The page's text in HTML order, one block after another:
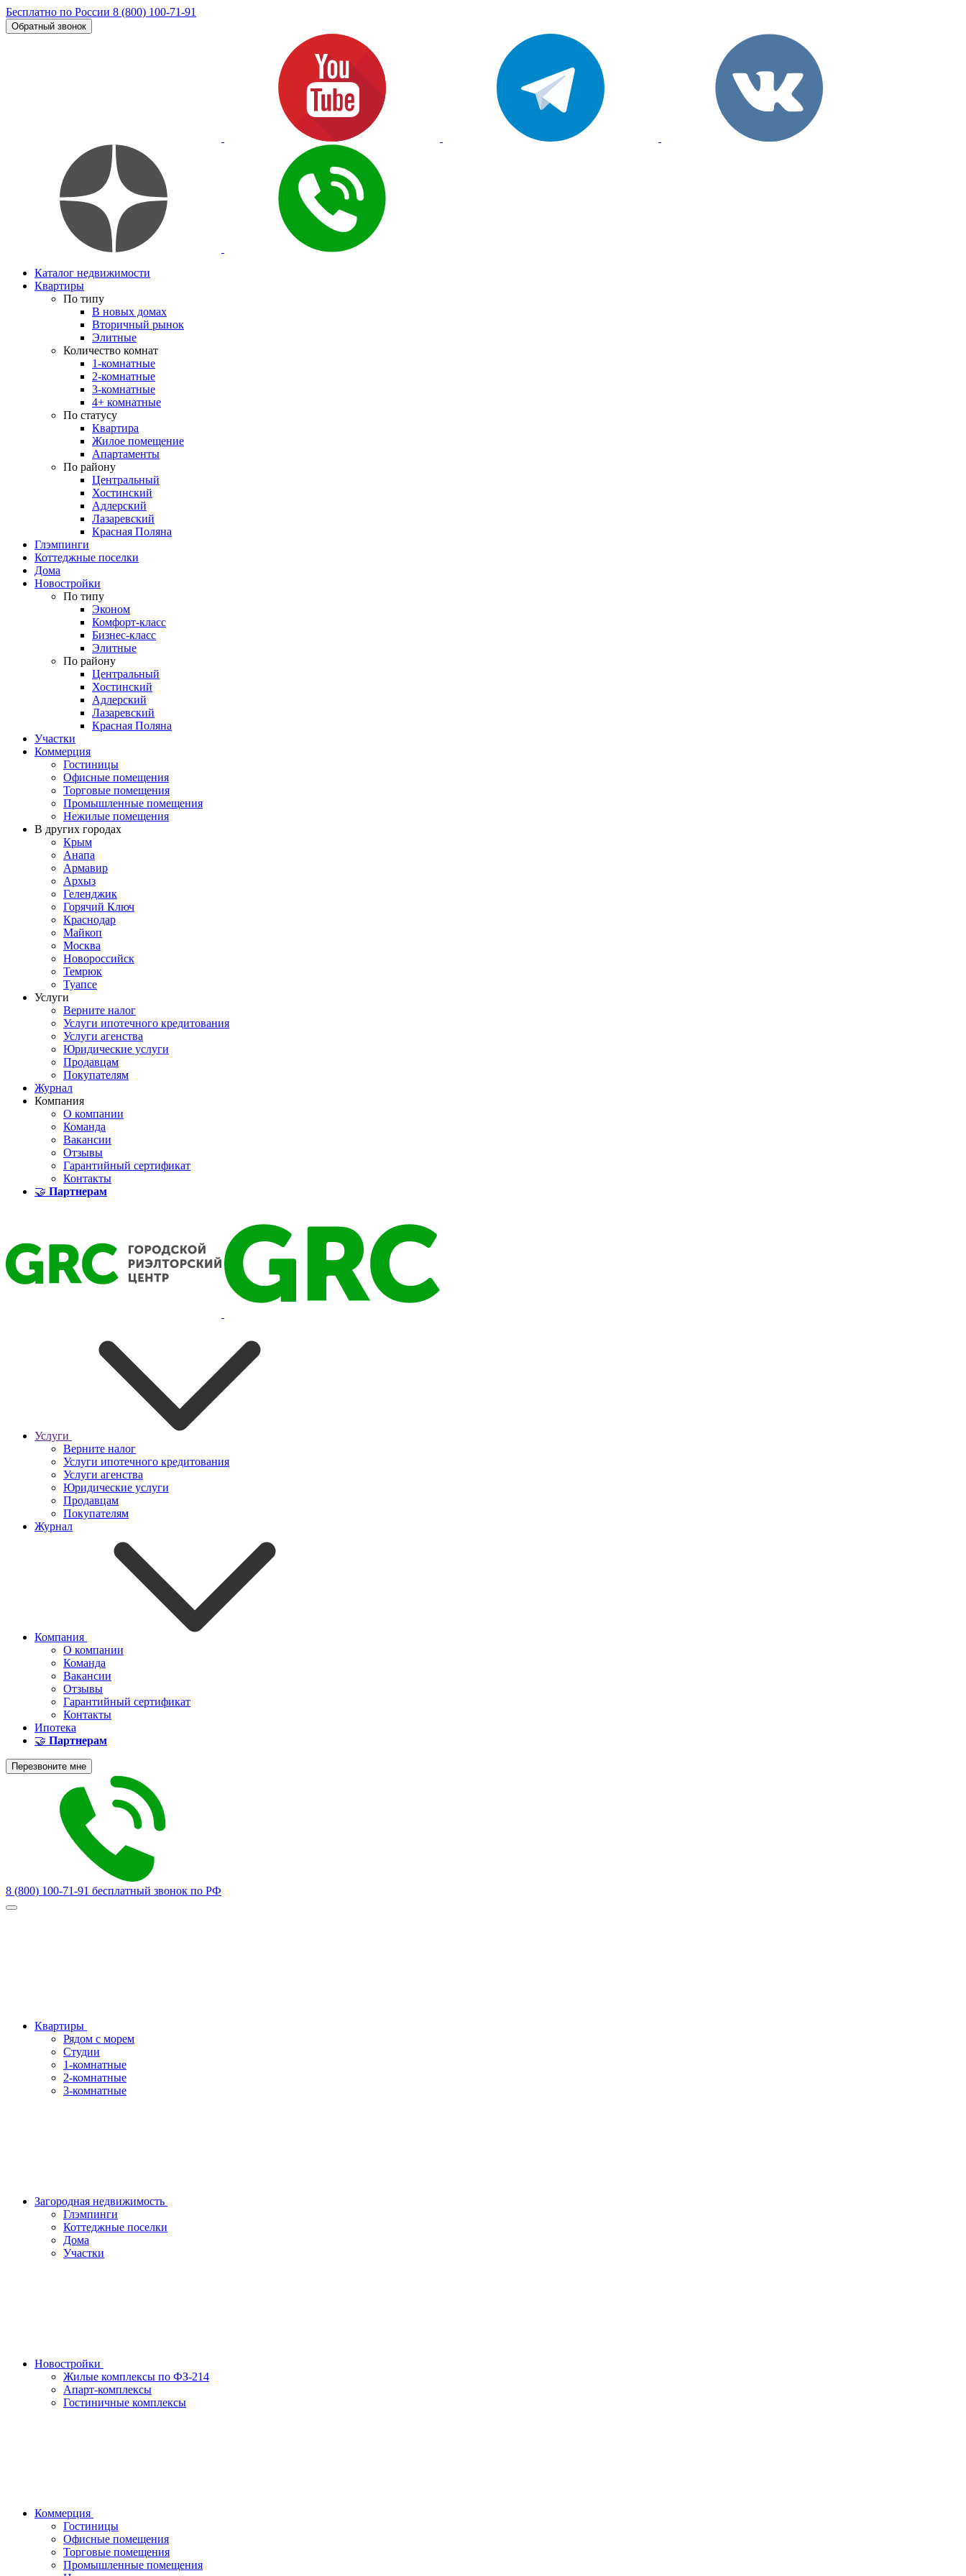
Бесплатно по России 8 (800) 100-71-91
Обратный звонок
Каталог недвижимости
Квартиры
По типу
В новых домах
Вторичный рынок
Элитные
Количество комнат
1-комнатные
2-комнатные
3-комнатные
4+ комнатные
По статусу
Квартира
Жилое помещение
Апартаменты
По району
Центральный
Хостинский
Адлерский
Лазаревский
Красная Поляна
Глэмпинги
Коттеджные поселки
Дома
Новостройки
По типу
Эконом
Комфорт-класс
Бизнес-класс
Элитные
По району
Центральный
Хостинский
Адлерский
Лазаревский
Красная Поляна
Участки
Коммерция
Гостиницы
Офисные помещения
Торговые помещения
Промышленные помещения
Нежилые помещения
В других городах
Крым
Анапа
Армавир
Архыз
Геленджик
Горячий Ключ
Краснодар
Майкоп
Москва
Новороссийск
Темрюк
Туапсе
Услуги
Верните налог
Услуги ипотечного кредитования
Услуги агенства
Юридические услуги
Продавцам
Покупателям
Журнал
Компания
О компании
Команда
Вакансии
Отзывы
Гарантийный сертификат
Контакты
🤝 Партнерам
Услуги
Верните налог
Услуги ипотечного кредитования
Услуги агенства
Юридические услуги
Продавцам
Покупателям
Журнал
Компания
О компании
Команда
Вакансии
Отзывы
Гарантийный сертификат
Контакты
Ипотека
🤝 Партнерам
Перезвоните мне
8 (800) 100-71-91 бесплатный звонок по РФ
Квартиры
Рядом с морем
Студии
1-комнатные
2-комнатные
3-комнатные
Загородная недвижимость
Глэмпинги
Коттеджные поселки
Дома
Участки
Новостройки
Жилые комплексы по ФЗ-214
Апарт-комплексы
Гостиничные комплексы
Коммерция
Гостиницы
Офисные помещения
Торговые помещения
Промышленные помещения